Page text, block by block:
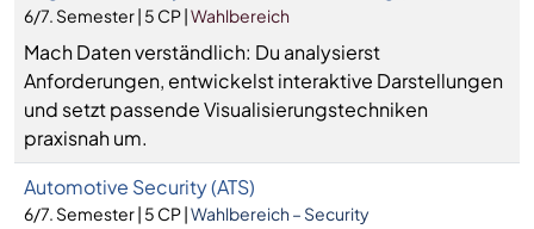
6/7. Semester | 5 CP |Wahlbereich
Mach Daten verständlich: Du analysierst
Anforderungen, entwickelst interaktive Darstellungen
und setzt passende Visualisierungstechniken
praxisnah um.
Automotive Security (ATS)
6/7. Semester | 5 CP |Wahlbereich – Security